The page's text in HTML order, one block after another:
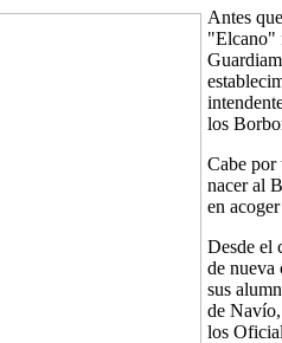
Sebastián de Elcano"
ECHEVARRIETA Y
Antes
"Elcano"
los
Cabe por
nacer al
en
Desde el
de nueva
sus
de Navío,
los